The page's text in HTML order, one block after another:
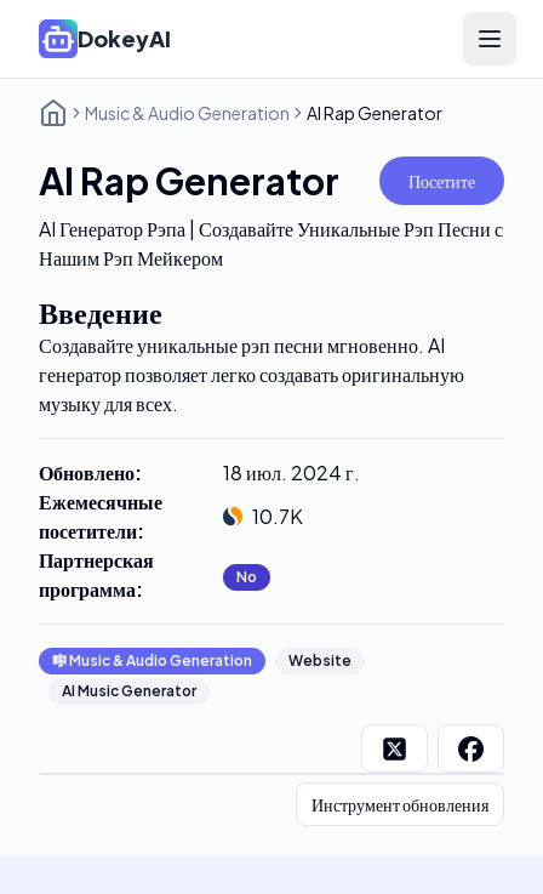
DokeyAI Open
Music & Audio Generation AI Rap Generator
AI Rap Generator Посетите
AI Генератор Рэпа | Создавайте Уникальные Рэп Песни с
Нашим Рэп Мейкером
Введение
Создавайте уникальные рэп песни мгновенно. AI
генератор позволяет легко создавать оригинальную
музыку для всех.
Обновлено:
18 июл. 2024 г.
Ежемесячные
посетители:
10.7K
Партнерская
программа: No
🎼Music & Audio Generation
Website
AI Music Generator
Инструмент обновления